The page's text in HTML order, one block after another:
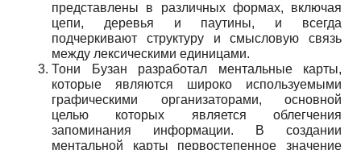
представлены в различных формах, включая
цепи, деревья и паутины, и всегда
подчеркивают структуру и смысловую связь
между лексическими единицами.
Тони Бузан разработал ментальные карты,
которые являются широко используемыми
графическими организаторами, основной
целью которых является облегчения
запоминания информации. В создании
ментальной карты первостепенное значение